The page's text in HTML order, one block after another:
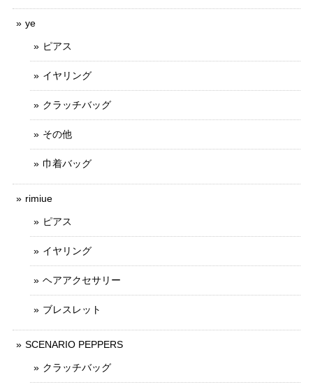
ye
ピアス
イヤリング
クラッチバッグ
その他
巾着バッグ
rimiue
ピアス
イヤリング
ヘアアクセサリー
ブレスレット
SCENARIO PEPPERS
クラッチバッグ